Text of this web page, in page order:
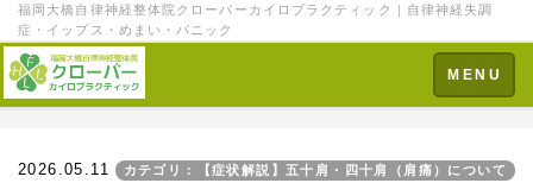
福岡大橋自律神経整体院クローバーカイロプラクティック｜自律神経失調
症・イップス・めまい・パニック
Toggle
navigation
MENU
2026.05.11 カテゴリ：【症状解説】五十肩・四十肩（肩痛）について